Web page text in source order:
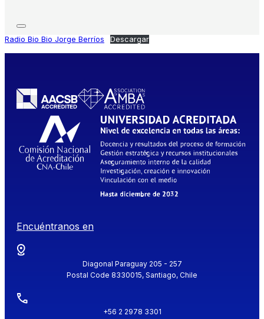
Radio Bio Bio Jorge Berríos Descargar
Encuéntranos en
Diagonal Paraguay 205 - 257
Postal Code 8330015, Santiago, Chile
+56 2 2978 3301